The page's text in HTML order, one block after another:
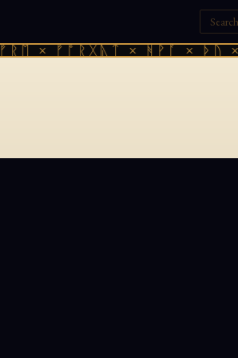
ᚠᚩᚱᚷᚣᛏ × ᚻᚹᚪ ×